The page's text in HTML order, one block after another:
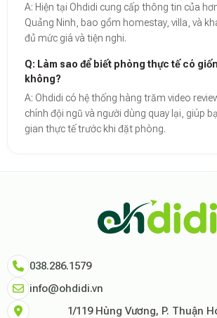
A: Hiện tại Ohdidi cung cấp thông tin của
Quảng Ninh, bao gồm homestay, villa, và
đủ mức giá và tiện nghi.
Q: Làm sao để biết phòng thực tế có
không?
A: Ohdidi có hệ thống hàng trăm video
chính đội ngũ và người dùng quay lại, giúp
gian thực tế trước khi đặt phòng.
Ohdidi Facebook Official,
038.286.1579
info@ohdidi.vn
1/119 Hùng Vương, P. Thuận